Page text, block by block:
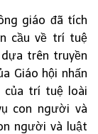
giáo đã tích
cầu về trí tuệ
trên truyền
Giáo hội nhấn
của trí tuệ loài
con người và
người và luật